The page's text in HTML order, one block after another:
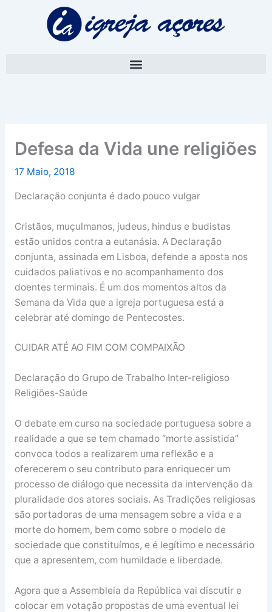
Defesa da Vida une religiões
17 Maio, 2018
Declaração conjunta é dado pouco vulgar
Cristãos, muçulmanos, judeus, hindus e budistas
estão unidos contra a eutanásia. A Declaração
conjunta, assinada em Lisboa, defende a aposta nos
cuidados paliativos e no acompanhamento dos
doentes terminais. É um dos momentos altos da
Semana da Vida que a igreja portuguesa está a
celebrar até domingo de Pentecostes.
CUIDAR ATÉ AO FIM COM COMPAIXÃO
Declaração do Grupo de Trabalho Inter-religioso
Religiões-Saúde
O debate em curso na sociedade portuguesa sobre a
realidade a que se tem chamado “morte assistida”
convoca todos a realizarem uma reflexão e a
oferecerem o seu contributo para enriquecer um
processo de diálogo que necessita da intervenção da
pluralidade dos atores sociais. As Tradições religiosas
são portadoras de uma mensagem sobre a vida e a
morte do homem, bem como sobre o modelo de
sociedade que constituímos, e é legítimo e necessário
que a apresentem, com humildade e liberdade.
Agora que a Assembleia da República vai discutir e
colocar em votação propostas de uma eventual lei